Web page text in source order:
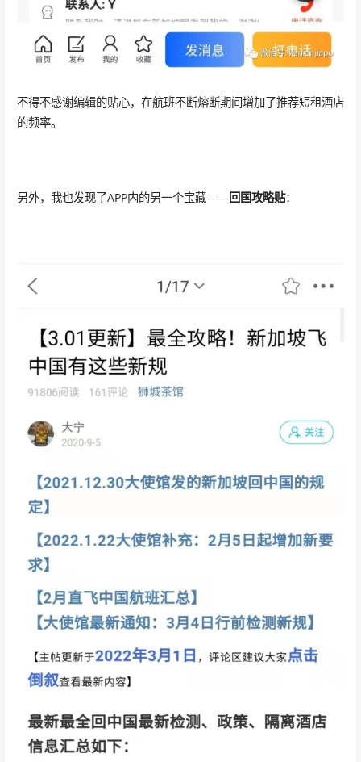
不得不感谢编辑的贴心，在航班不断熔断期间增加了推荐短租酒店
的频率。
另外，我也发现了APP内的另一个宝藏——回国攻略贴：